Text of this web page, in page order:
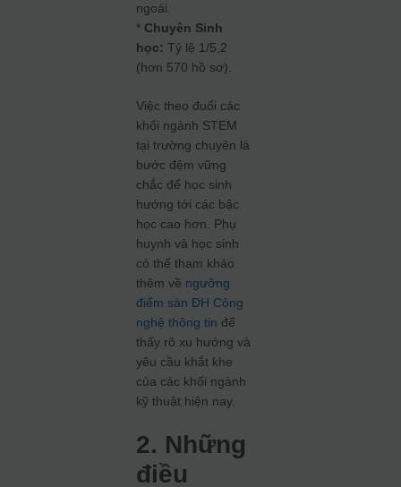
ngoái.
* Chuyên Sinh
học: Tỷ lệ 1/5,2
(hơn 570 hồ sơ).
Việc theo đuổi các
khối ngành STEM
tại trường chuyên là
bước đệm vững
chắc để học sinh
hướng tới các bậc
học cao hơn. Phụ
huynh và học sinh
có thể tham khảo
thêm về ngưỡng
điểm sàn ĐH Công
nghệ thông tin để
thấy rõ xu hướng và
yêu cầu khắt khe
của các khối ngành
kỹ thuật hiện nay.
2. Những
điều